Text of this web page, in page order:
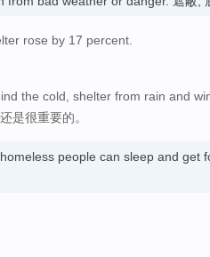
rose by 17 percent.
the cold, shelter from rain and
是很重要的。
people can sleep and get